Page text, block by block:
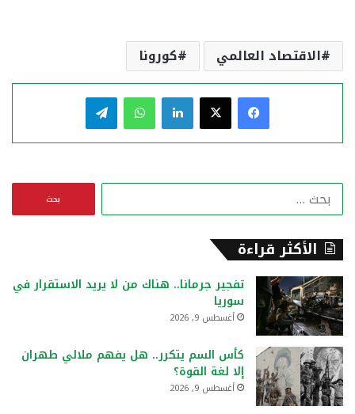
الاقتصاد العالمي كورونا
فيسبوك لينكدإن واتساب
ن
الأكثر قراءة
تفجير جرمانا.. هناك من لا يريد الاستقرار في
سوريا
أغسطس 9, 2026
كأس السم يتكرر.. هل يفهم ملالي طهران
إلا لغة القوة؟
أغسطس 9, 2026